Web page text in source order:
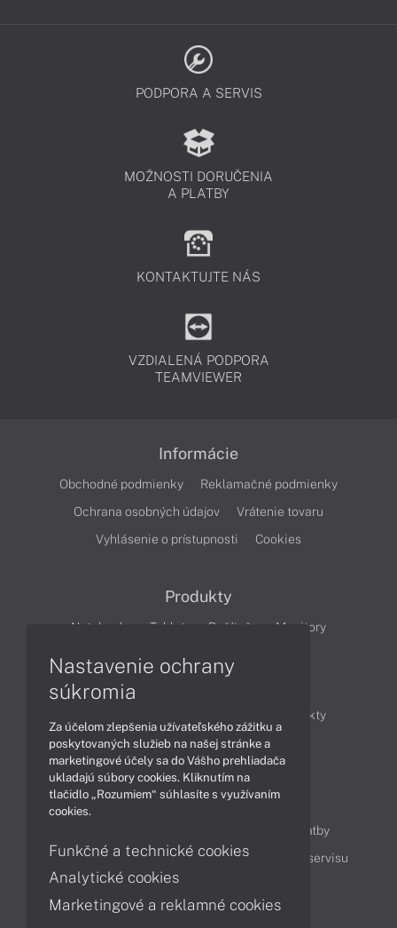
PODPORA A SERVIS
MOŽNOSTI DORUČENIA
A PLATBY
KONTAKTUJTE NÁS
VZDIALENÁ PODPORA
TEAMVIEWER
Informácie
Obchodné podmienky
Reklamačné podmienky
Ochrana osobných údajov
Vrátenie tovaru
Vyhlásenie o prístupnosti
Cookies
Produkty
Notebooky Tablety Počítače Monitory
Produkty
Technológie
Videá
Obsah
Možnosti doručenia a platby
Podpora a servis
Servisné služby Cenník servisu
Kontakty
Nastavenie ochrany
súkromia
Za účelom zlepšenia užívateľského zážitku a
poskytovaných služieb na našej stránke a
marketingové účely sa do Vášho prehliadača
ukladajú súbory cookies. Kliknutím na
tlačidlo „Rozumiem“ súhlasíte s využívaním
cookies.
Funkčné a technické cookies
Analytické cookies
Marketingové a reklamné cookies